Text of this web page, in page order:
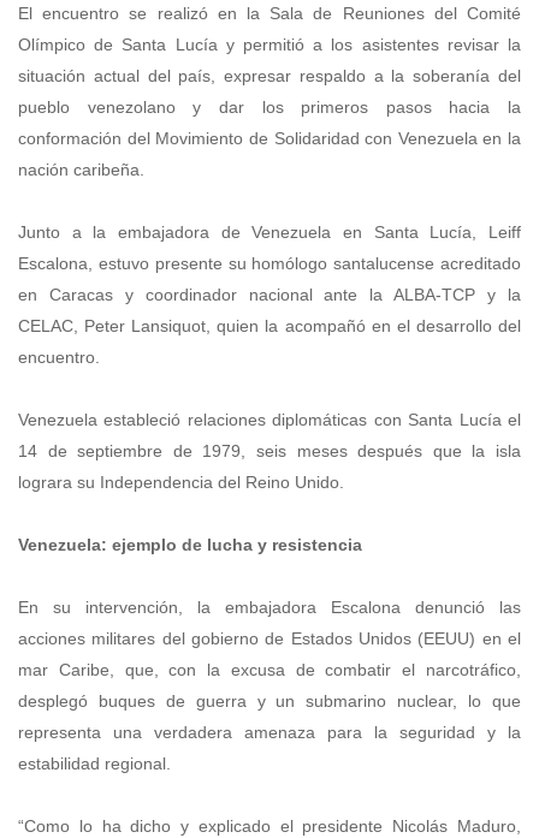
El encuentro se realizó en la Sala de Reuniones del Comité
Olímpico de Santa Lucía y permitió a los asistentes revisar la
situación actual del país, expresar respaldo a la soberanía del
pueblo venezolano y dar los primeros pasos hacia la
conformación del Movimiento de Solidaridad con Venezuela en la
nación caribeña.
Junto a la embajadora de Venezuela en Santa Lucía, Leiff
Escalona, estuvo presente su homólogo santalucense acreditado
en Caracas y coordinador nacional ante la ALBA-TCP y la
CELAC, Peter Lansiquot, quien la acompañó en el desarrollo del
encuentro.
Venezuela estableció relaciones diplomáticas con Santa Lucía el
14 de septiembre de 1979, seis meses después que la isla
lograra su Independencia del Reino Unido.
Venezuela: ejemplo de lucha y resistencia
En su intervención, la embajadora Escalona denunció las
acciones militares del gobierno de Estados Unidos (EEUU) en el
mar Caribe, que, con la excusa de combatir el narcotráfico,
desplegó buques de guerra y un submarino nuclear, lo que
representa una verdadera amenaza para la seguridad y la
estabilidad regional.
“Como lo ha dicho y explicado el presidente Nicolás Maduro,